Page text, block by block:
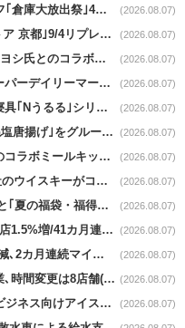
島忠news｜展示品家具が最大50％オフ｢倉庫大放出祭｣4店舗限定で開催 (2026.08.07)
ロフトnews｜新生｢モマ デザインストア 京都｣9/4リプレイスオープン (2026.08.07)
ハンズnews｜創業50周年記念･ムロツヨシ氏とのコラボ企画｢ムロハンズ｣開催 (2026.08.07)
関西フードマーケットnews｜関西スーパーデイリーマート蒲生店8/7改装 (2026.08.07)
ニトリnews｜肌ざわりを追求した新寝具｢Nうるる｣シリーズを発売 (2026.08.07)
U.S.M.Hnews｜ ｢４種だしの国産むね塩唐揚げ｣をグループ610店で共同販促 (2026.08.07)
オイシックスnews｜スノーピークとのコラボミールキット8/13発売 (2026.08.07)
OICグループnews｜グループ酒造会社のウイスキーがコンペティション受賞 (2026.08.07)
PLANTnews｜お盆向けごちそう商品と｢夏の福袋・福得カート｣8/8から開催 (2026.08.07)
リテールパートナーズnews｜7月既存店1.5%増/41カ月連続増 (2026.08.07)
MrMax news｜7月既存店売上高1.6％減､2カ月連続マイナス (2026.08.07)
イオン九州news｜熊本地震による休業､時間変更は8店舗(8/7時点) (2026.08.07)
青山商事news｜6時間冷たさが持続｢ビジネス向けアイスベスト｣発売 (2026.08.07)